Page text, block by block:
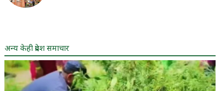
अन्य केही प्रदेश समाचार